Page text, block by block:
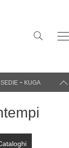
SEDIE - KUGA